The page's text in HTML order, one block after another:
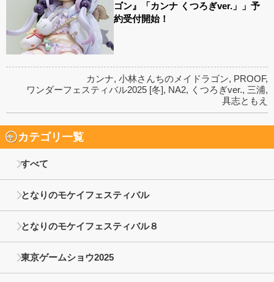
ゴン』「カンナ くつろぎver.」」予
約受付開始！
カンナ, 小林さんちのメイドラゴン, PROOF,
ワンダーフェスティバル2025 [冬], NA2, くつろぎver., 三浦,
具志ともえ
カテゴリ一覧
すべて
となりのモケイフェスティバル
となりのモケイフェスティバル８
東京ゲームショウ2025